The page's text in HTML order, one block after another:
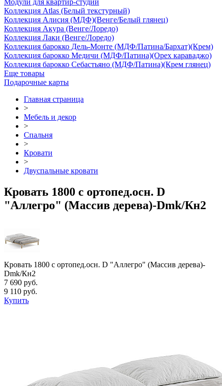
Модули для квартир-студий
Коллекция Atlas (Белый текстурный)
Коллекция Алисия (МДФ)(Венге/Белый глянец)
Коллекция Акура (Венге/Лоредо)
Коллекция Лаки (Венге/Лоредо)
Коллекция барокко Дель-Монте (МДФ/Патина/Бархат)(Крем)
Коллекция барокко Медичи (МДФ/Патина)(Орех караваджо)
Коллекция барокко Себастьяно (МДФ/Патина)(Крем глянец)
Еще товары
Подарочные карты
Главная страница
>
Мебель и декор
>
Спальня
>
Кровати
>
Двуспальные кровати
Кровать 1800 с ортопед.осн. D
"Аллегро" (Массив дерева)-Dmk/Кн2
Кровать 1800 с ортопед.осн. D "Аллегро" (Массив дерева)-
Dmk/Кн2
7 690 руб.
9 110 руб.
Купить